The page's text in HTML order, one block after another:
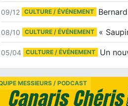
09/12 CULTURE / ÉVÉNEMENT
08/10 CULTURE / ÉVÉNEMENT
05/04 CULTURE / ÉVÉNEMENT
MESSIEURS / PODCAST